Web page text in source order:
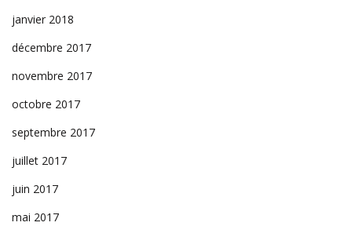
janvier 2018
décembre 2017
novembre 2017
octobre 2017
septembre 2017
juillet 2017
juin 2017
mai 2017